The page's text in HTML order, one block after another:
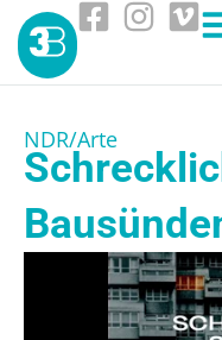
NDR/Arte